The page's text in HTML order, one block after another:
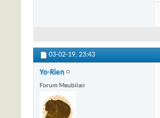
03-02-19, 23:43
Yo-Rien
Forum Meubilair